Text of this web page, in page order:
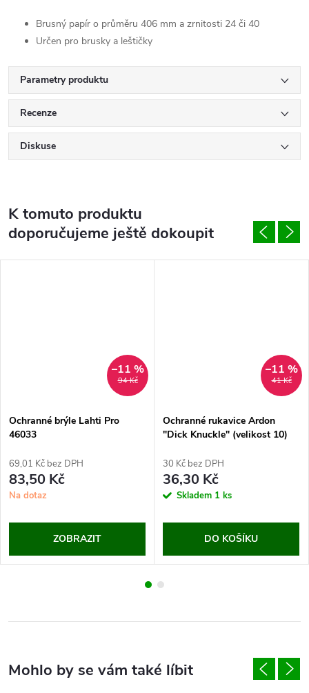
Brusný papír o průměru 406 mm a zrnitosti 24 či 40
Určen pro brusky a leštičky
Parametry produktu
Recenze
Diskuse
K tomuto produktu
doporučujeme ještě dokoupit
94 Kč
–11 %
Ochranné brýle Lahti Pro
46033
69,01 Kč bez DPH
83,50 Kč
Na dotaz
ZOBRAZIT
41 Kč
–11 %
Ochranné rukavice Ardon
"Dick Knuckle" (velikost 10)
30 Kč bez DPH
36,30 Kč
Skladem 1 ks
DO KOŠÍKU